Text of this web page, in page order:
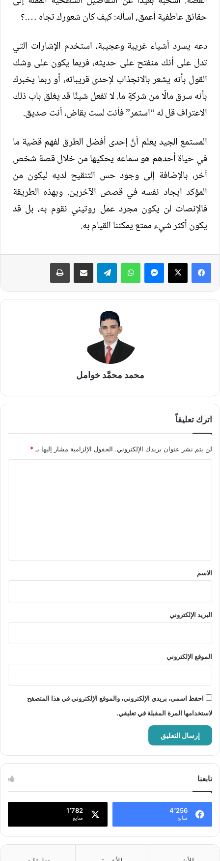
حقائق عاطفية أعمق, اسأله: كيف كان شعورك تجاه ….؟
دعه يسرد أشياء غريبة وعجيبة، استخدم الإشارات التي
تدل على أنك منفتح على حديثه، فربما يكون على وشك
القول بأنه يشعر بالانجذاب لإحدى قريباته، أو ربما يخبرك
بأنه سرق مالًا من شركةٍ ما. لا تفعل شيئًا قد يغلق باب ذلك
الاعتراف قل له “استمر” فأنت لست بقاض، أنت صديق.
المستمع الجيد يعلم أنَّ إحدى أفضل الطرق لفهم قضية ما
في حياة أحدهم هو سماعه يحكيها من خلال قصة شخص
آخر، بالإضافة إلى وجود حس التنقيح لديه ليكون من
المؤكد ايجاد نفسه في قصص الآخرين. وبهذه الطريقة
فالإنصات لن يكون مجرد عمل روتيني نقوم به، بل قد
يكون أكثر شيء ممتع يمكننا القيام به.
محمد محمَّد خوامل
اترك تعليقاً
لن يتم نشر عنوان بريدك الإلكتروني. الحقول الإلزامية مشار إليها بـ *
*
الاسم
البريد الإلكتروني
الموقع الإلكتروني
احفظ اسمي، بريدي الإلكتروني، والموقع الإلكتروني في هذا المتصفح
لاستخدامها المرة المقبلة في تعليقي.
تابعنا
4٬256
متابع
1٬782
متابع